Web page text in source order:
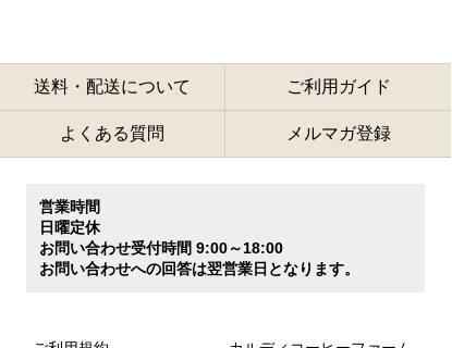
送料・配送について ご利用ガイド
よくある質問 メルマガ登録
営業時間
日曜定休
お問い合わせ受付時間 9:00～18:00
お問い合わせへの回答は翌営業日となります。